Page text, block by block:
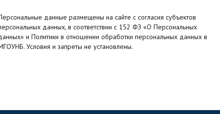
данные размещены на сайте с согласия субъектов
данных, в соответствии с 152 ФЗ «О Персональных
и Политики в отношении обработки персональных данных в
Условия и запреты не установлены.